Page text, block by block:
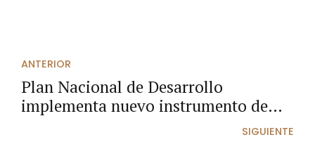
ANTERIOR
Plan Nacional de Desarrollo
implementa nuevo instrumento de
SIGUIENTE